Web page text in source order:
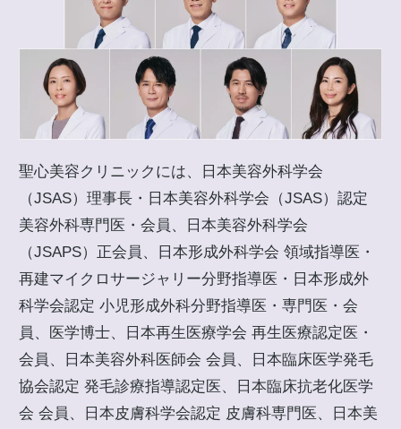
聖心美容クリニックには、日本美容外科学会
（JSAS）理事長・日本美容外科学会（JSAS）認定
美容外科専門医・会員、日本美容外科学会
（JSAPS）正会員、日本形成外科学会 領域指導医・
再建マイクロサージャリー分野指導医・日本形成外
科学会認定 小児形成外科分野指導医・専門医・会
員、医学博士、日本再生医療学会 再生医療認定医・
会員、日本美容外科医師会 会員、日本臨床医学発毛
協会認定 発毛診療指導認定医、日本臨床抗老化医学
会 会員、日本皮膚科学会認定 皮膚科専門医、日本美